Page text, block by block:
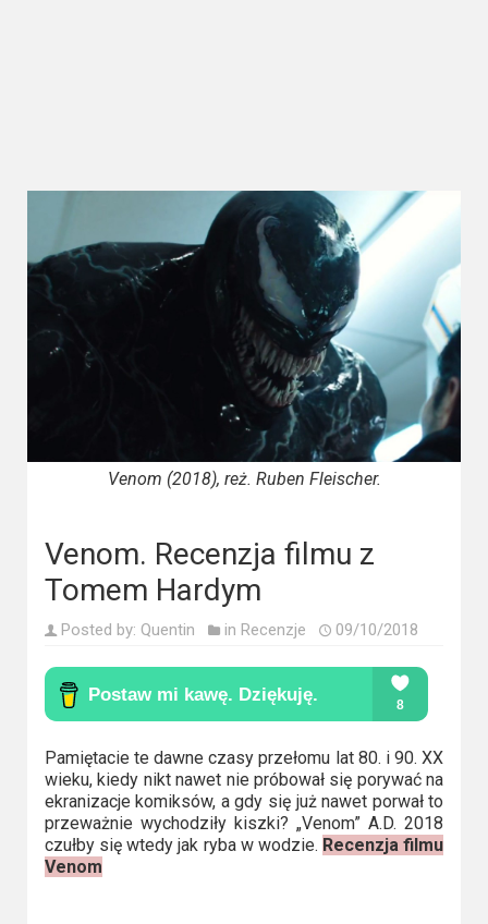
Filmy
Horrory
Kino
azjatyckie
Komedie
Korea
Filmy
oparte
na
faktach
Thrillery
Venom (2018), reż. Ruben Fleischer.
Venom. Recenzja filmu z
Tomem Hardym
Posted by: Quentin in Recenzje 09/10/2018
Pamiętacie te dawne czasy przełomu lat 80. i 90. XX
wieku, kiedy nikt nawet nie próbował się porywać na
ekranizacje komiksów, a gdy się już nawet porwał to
przeważnie wychodziły kiszki? „Venom” A.D. 2018
czułby się wtedy jak ryba w wodzie. Recenzja filmu
Venom